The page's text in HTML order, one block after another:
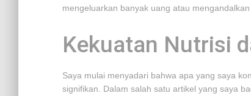
mengeluarkan banyak uang atau mengandalkan
Kekuatan Nutrisi
Saya mulai menyadari bahwa apa yang saya
signifikan. Dalam salah satu artikel yang saya